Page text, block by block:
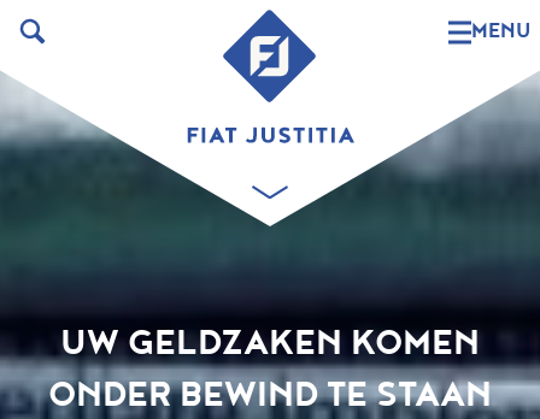
MENU
UW GELDZAKEN KOMEN
ONDER BEWIND TE STAAN